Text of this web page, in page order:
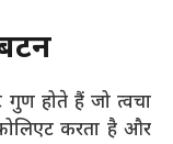
होते हैं जो त्वचा
करता है और